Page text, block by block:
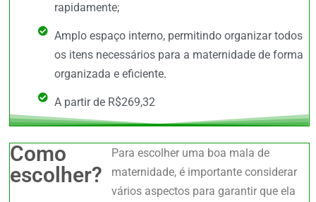
rapidamente;
Amplo espaço interno, permitindo organizar todos
os itens necessários para a maternidade de forma
organizada e eficiente.
A partir de R$269,32
Como
escolher?
Para escolher uma boa mala de
maternidade, é importante considerar
vários aspectos para garantir que ela